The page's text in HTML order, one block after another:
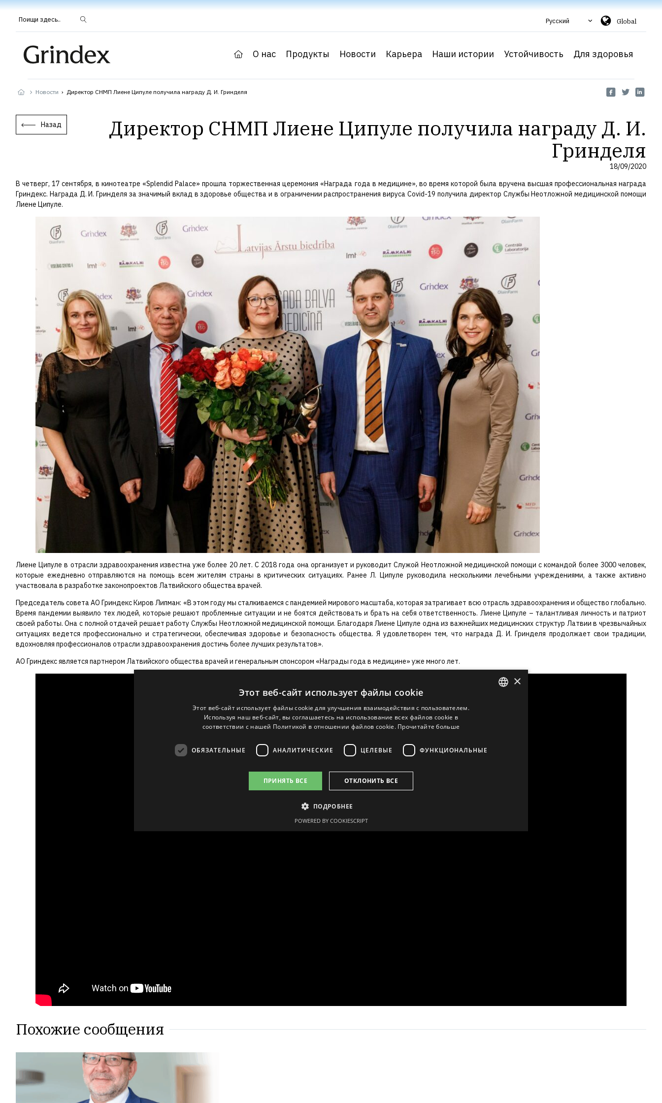
Поищи здесь.. Русский Global
О нас Продукты Новости Карьера Наши истории Устойчивость Для здоровья
Новости › Директор СНМП Лиене Ципуле получила награду Д. И. Гринделя
Назад
Директор СНМП Лиене Ципуле получила награду Д. И.
Гринделя
18/09/2020
В четверг, 17 сентября, в кинотеатре «Splendid Palace» прошла торжественная церемония «Награда года в медицине», во время которой была вручена высшая профессиональная награда
Гриндекс. Награда Д. И. Гринделя за значимый вклад в здоровье общества и в ограничении распространения вируса Covid-19 получила директор Службы Неотложной медицинской помощи
Лиене Ципуле.
Лиене Ципуле в отрасли здравоохранения известна уже более 20 лет. С 2018 года она организует и руководит Служой Неотложной медицинской помощи с командой более 3000 человек,
которые ежедневно отправляются на помощь всем жителям страны в критических ситуациях. Ранее Л. Ципуле руководила несколькими лечебными учреждениями, а также активно
участвовала в разработке законопроектов Латвийского общества врачей.
Председатель совета АО Гриндекс Киров Липман: «В этом году мы сталкиваемся с пандемией мирового масштаба, которая затрагивает всю отрасль здравоохранения и общество глобально.
Время пандемии выявило тех людей, которые решают проблемные ситуации и не боятся действовать и брать на себя ответственность. Лиене Ципуле – талантливая личность и патриот
своей работы. Она с полной отдачей решает работу Службы Неотложной медицинской помощи. Благодаря Лиене Ципуле одна из важнейших медицинских структур Латвии в чрезвычайных
ситуациях ведется профессионально и стратегически, обеспечивая здоровье и безопасность общества. Я удовлетворен тем, что награда Д. И. Гринделя продолжает свои традиции,
вдохновляя профессионалов отрасли здравоохранения достичь более лучших результатов».
АО Гриндекс является партнером Латвийского общества врачей и генеральным спонсором «Награды года в медицине» уже много лет.
Похожие сообщения
×
Этот веб-сайт использует файлы cookie
Этот веб-сайт использует файлы cookie для улучшения взаимодействия с пользователем.
Используя наш веб-сайт, вы соглашаетесь на использование всех файлов cookie в
соответствии с нашей Политикой в ​​отношении файлов cookie. Прочитайте больше
ОБЯЗАТЕЛЬНЫЕ АНАЛИТИЧЕСКИЕ ЦЕЛЕВЫЕ ФУНКЦИОНАЛЬНЫЕ
ПРИНЯТЬ ВСЕ ОТКЛОНИТЬ ВСЕ
ПОДРОБНЕЕ
POWERED BY COOKIESCRIPT